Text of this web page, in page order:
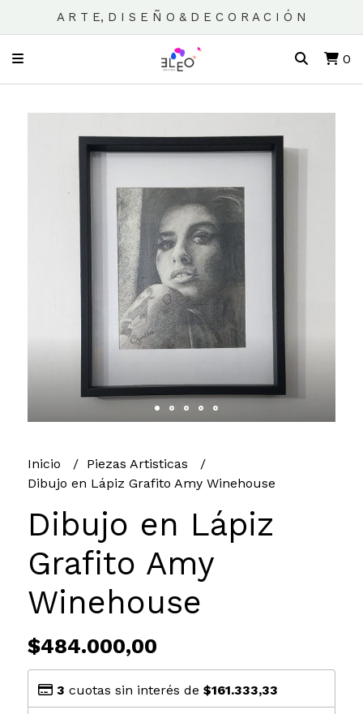
A R T E, D I S E Ñ O & D E C O R A C I Ó N
0
Inicio
Piezas Artisticas
Dibujo en Lápiz Grafito Amy Winehouse
Dibujo en Lápiz
Grafito Amy
Winehouse
$484.000,00
3 cuotas sin interés de $161.333,33